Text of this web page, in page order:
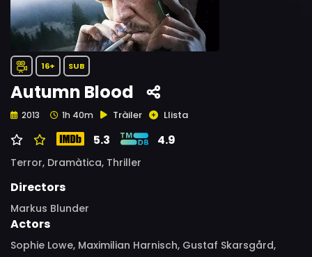
16+ SUB
Autumn Blood
2013 1h 40m Tràiler Llista
5.3 4.9
Terror, Dramàtica, Thriller
Directors
Markus Blunder
Actors
Sophie Lowe, Maximilian Harnisch, Gustaf Skarsgård,